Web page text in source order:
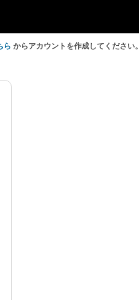
ら からアカウントを作成してください。